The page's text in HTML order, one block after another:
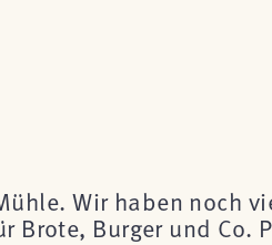
Wir haben noch
Burger und Co.